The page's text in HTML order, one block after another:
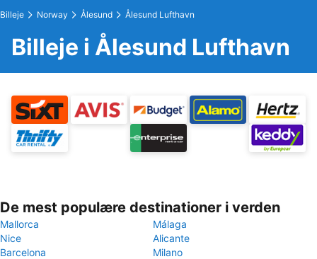
Billeje Norway Ålesund Ålesund Lufthavn
Billeje i Ålesund Lufthavn
De mest populære destinationer i verden
Mallorca
Málaga
Nice
Alicante
Barcelona
Milano